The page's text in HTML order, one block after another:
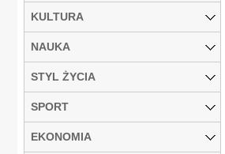
KULTURA
NAUKA
STYL ŻYCIA
SPORT
EKONOMIA